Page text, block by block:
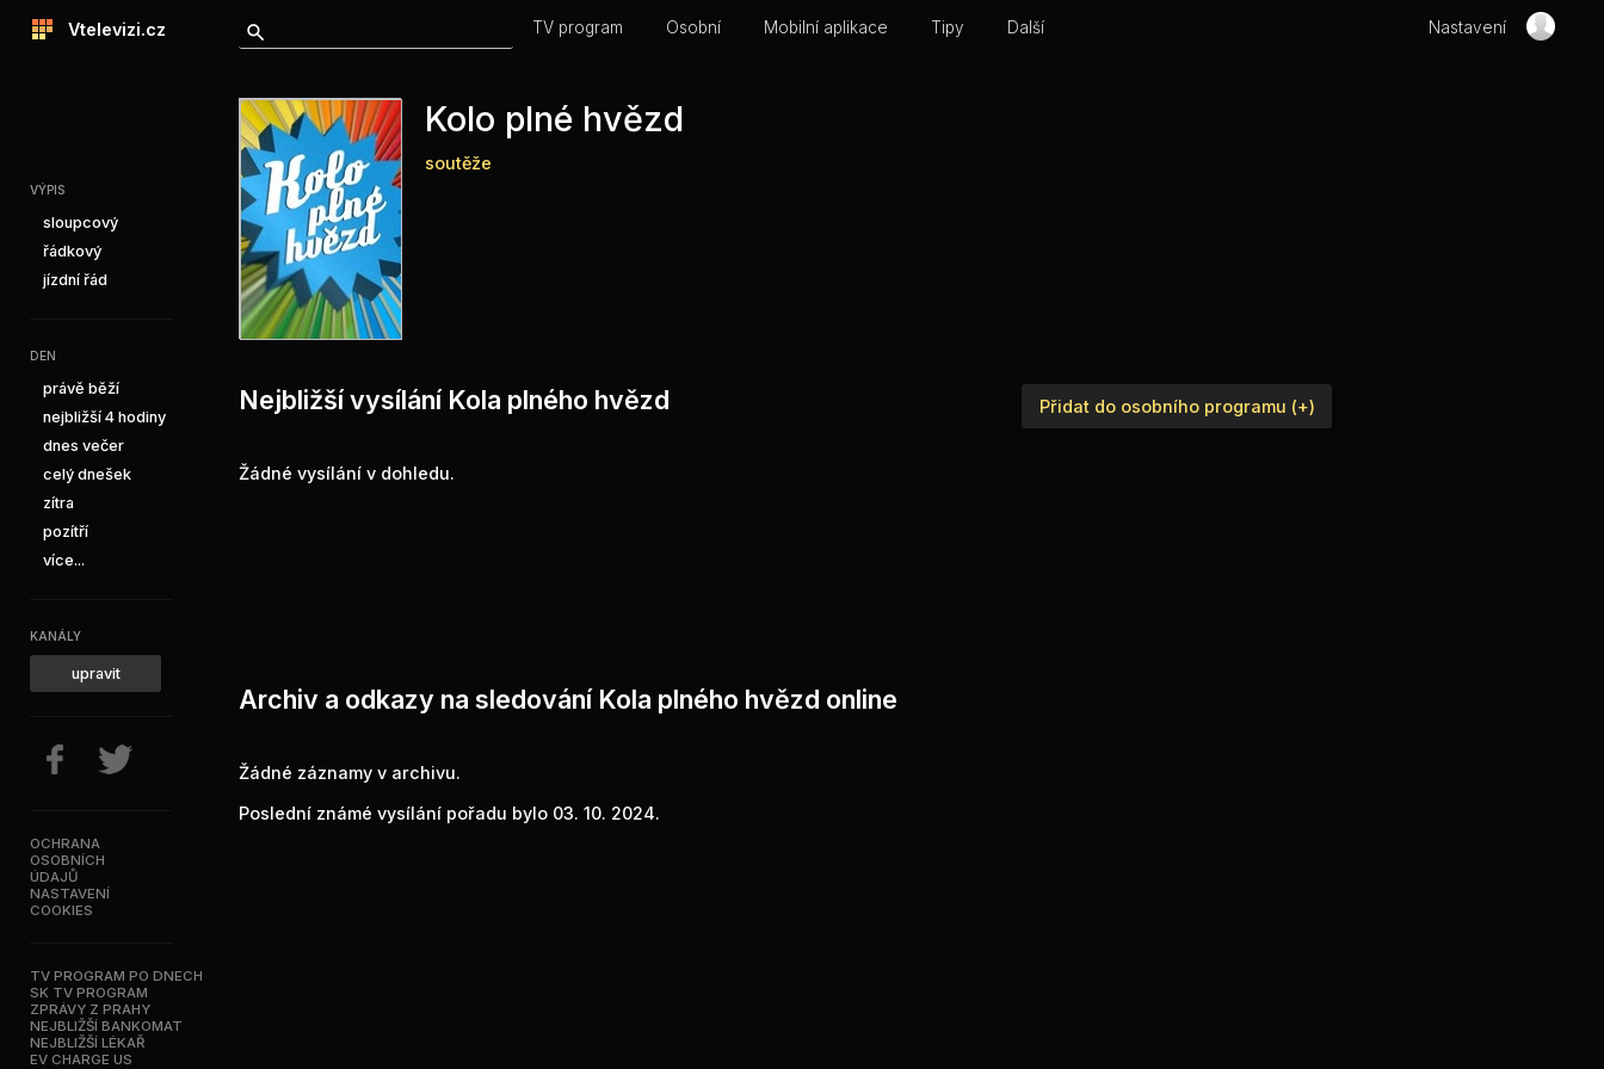
Vtelevizi.cz TV program Osobní Mobilní aplikace Tipy Další Nastavení
VÝPIS
sloupcový
řádkový
jízdní řád
DEN
právě běží
nejbližší 4 hodiny
dnes večer
celý dnešek
zítra
pozítří
více...
KANÁLY
upravit
OCHRANA
OSOBNÍCH
ÚDAJŮ
NASTAVENÍ
COOKIES
TV PROGRAM PO DNECH
SK TV PROGRAM
ZPRÁVY Z PRAHY
NEJBLIŽŠÍ BANKOMAT
NEJBLIŽŠÍ LÉKAŘ
EV CHARGE US
Kolo plné hvězd
soutěže
Nejbližší vysílání Kola plného hvězd
Žádné vysílání v dohledu.
Archiv a odkazy na sledování Kola plného hvězd online
Žádné záznamy v archivu.
Poslední známé vysílání pořadu bylo 03. 10. 2024.
Přidat do osobního programu (+)